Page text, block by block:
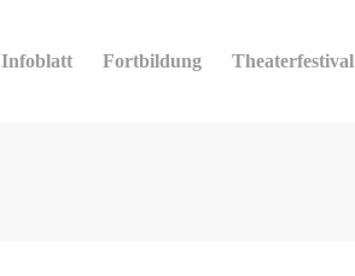
Infoblatt Fortbildung Theaterfestival